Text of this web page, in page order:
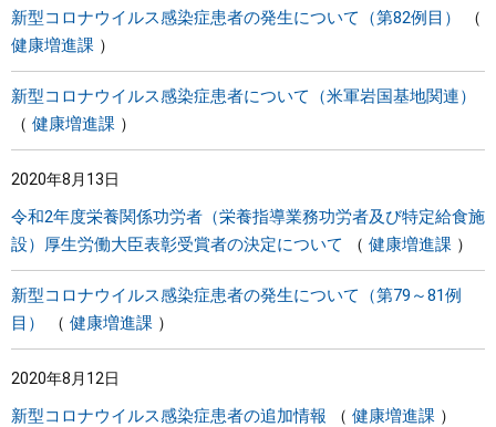
新型コロナウイルス感染症患者の発生について（第82例目）
健康増進課
新型コロナウイルス感染症患者について（米軍岩国基地関連）
健康増進課
2020年8月13日
令和2年度栄養関係功労者（栄養指導業務功労者及び特定給食施
設）厚生労働大臣表彰受賞者の決定について
健康増進課
新型コロナウイルス感染症患者の発生について（第79～81例
目）
健康増進課
2020年8月12日
新型コロナウイルス感染症患者の追加情報 健康増進課